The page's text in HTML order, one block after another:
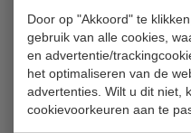
Door op "Akkoord" te
gebruik van alle cookies,
en advertentie/
het optimaliseren van de
advertenties. Wilt u dit niet,
cookievoorkeuren aan te
Uiteindelijk bleek dat genoeg
slagen voorsprong op de
Jaap Snoek en Martin
overigens best veel Hitland
in hun nieuwe teamkleding.